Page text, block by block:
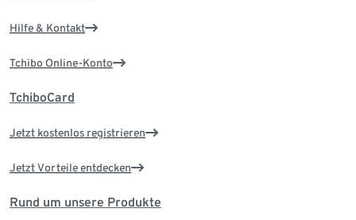
Hilfe & Kontakt
Tchibo Online-Konto
TchiboCard
Jetzt kostenlos registrieren
Jetzt Vorteile entdecken
Rund um unsere Produkte